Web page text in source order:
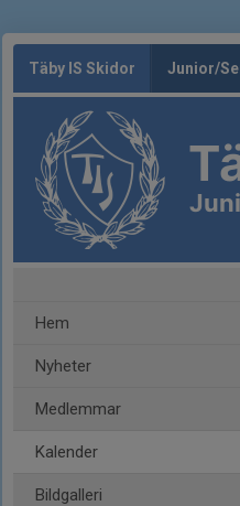
Täby IS Skidor Junior/
Hem
Nyheter
Medlemmar
Kalender
Bildgalleri